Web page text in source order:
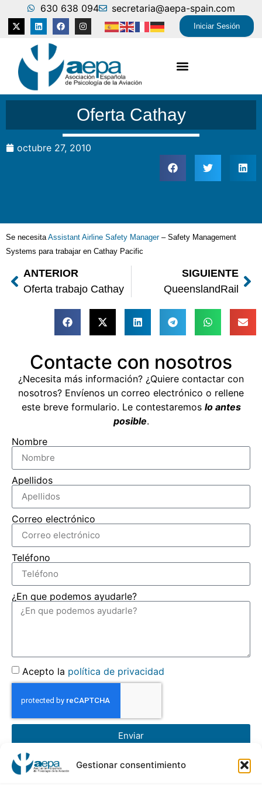
Gestionar consentimiento
Iniciar Sesión
630 638 094 secretaria@aepa-spain.com
Oferta Cathay
octubre 27, 2010
Se necesita Assistant Airline Safety Manager – Safety Management
Systems para trabajar en Cathay Pacific
ANTERIOR
Oferta trabajo Cathay
SIGUIENTE
QueenslandRail
Contacte con nosotros
¿Necesita más información? ¿Quiere contactar con
nosotros? Envíenos un correo electrónico o rellene
este breve formulario. Le contestaremos lo antes
posible.
Nombre
Apellidos
Correo electrónico
Teléfono
¿En que podemos ayudarle?
Acepto la política de privacidad
Enviar
AEPA